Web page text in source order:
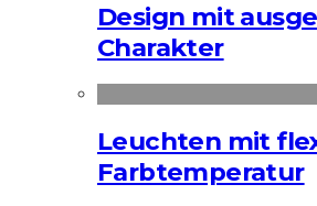
Design mit
Charakter
Leuchten mit
Farbtemperatur